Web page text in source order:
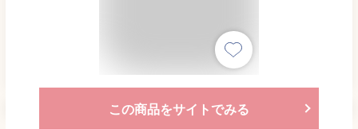
この商品をサイトでみる